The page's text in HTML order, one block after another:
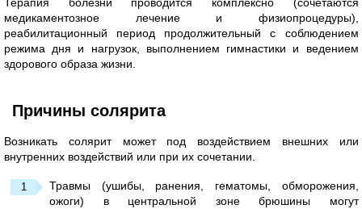
медикаментозное лечение и физиопроцедуры),
реабилитационный период продолжительный с соблюдением
режима дня и нагрузок, выполнением гимнастики и ведением
здорового образа жизни.
Причины солярита
Возникать солярит может под воздействием внешних или
внутренних воздействий или при их сочетании.
Травмы (ушибы, ранения, гематомы, обморожения,
ожоги) в центральной зоне брюшины могут